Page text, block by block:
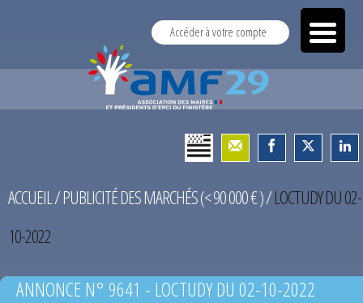
Accéder à votre compte
ACCUEIL/PUBLICITÉ DES MARCHÉS (< 90 000 € )/LOCTUDY DU 02-
10-2022
ANNONCE N° 9641 - LOCTUDY DU 02-10-2022